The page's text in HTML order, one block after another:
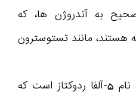
به آندروژن ها، که
مانند تستوسترون
پروستات حاوی آنزیمی به نام 5-آلفا ردوکتاز است که